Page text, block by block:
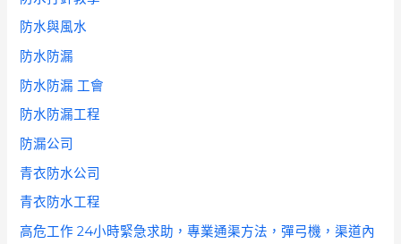
防水與風水
防水防漏
防水防漏 工會
防水防漏工程
防漏公司
青衣防水公司
青衣防水工程
高危工作 24小時緊急求助，專業通渠方法，彈弓機，渠道內